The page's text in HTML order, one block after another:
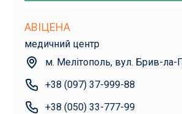
АВІЦЕНА
медичний центр
м. Мелітополь, вул. Брив-ла-
+38 (097) 37-999-88
+38 (050) 33-777-99